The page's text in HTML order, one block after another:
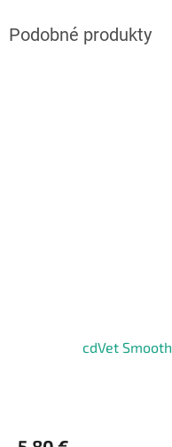
cdVet
produktu